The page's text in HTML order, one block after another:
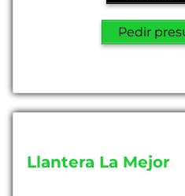
Pedir
Llantera La Mejor